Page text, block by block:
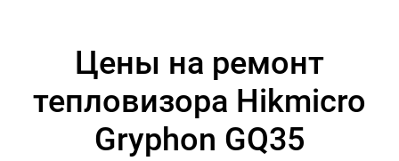
Цены на ремонт
тепловизора Hikmicro
Gryphon GQ35